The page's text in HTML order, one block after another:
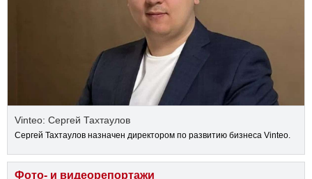
Vinteo: Сергей Тахтаулов
Сергей Тахтаулов назначен директором по развитию бизнеса Vinteo.
Фото- и видеорепортажи